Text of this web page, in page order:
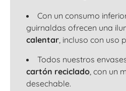
Con un consumo
guirnaldas ofrecen una
calentar, incluso con uso
Todos nuestros
cartón reciclado, con un
desechable.